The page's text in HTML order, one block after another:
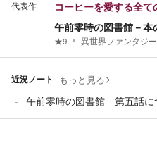
代表作 コーヒーを愛する全て
午前零時の図書館－本
★9 異世界ファンタジー
近況ノート もっと見る
午前零時の図書館 第五話に